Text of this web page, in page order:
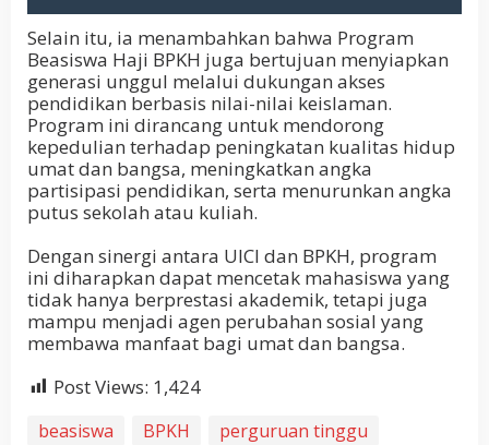
Selain itu, ia menambahkan bahwa Program
Beasiswa Haji BPKH juga bertujuan menyiapkan
generasi unggul melalui dukungan akses
pendidikan berbasis nilai-nilai keislaman.
Program ini dirancang untuk mendorong
kepedulian terhadap peningkatan kualitas hidup
umat dan bangsa, meningkatkan angka
partisipasi pendidikan, serta menurunkan angka
putus sekolah atau kuliah.
Dengan sinergi antara UICI dan BPKH, program
ini diharapkan dapat mencetak mahasiswa yang
tidak hanya berprestasi akademik, tetapi juga
mampu menjadi agen perubahan sosial yang
membawa manfaat bagi umat dan bangsa.
Post Views: 1,424
beasiswa BPKH
perguruan tinggu